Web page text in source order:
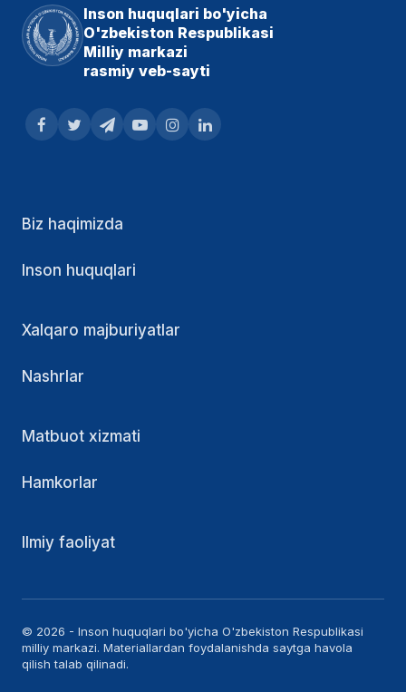
Inson huquqlari bo'yicha
O'zbekiston Respublikasi
Milliy markazi
rasmiy veb-sayti
Biz haqimizda
Inson huquqlari
Xalqaro majburiyatlar
Nashrlar
Matbuot xizmati
Hamkorlar
Ilmiy faoliyat
© 2026 - Inson huquqlari bo'yicha O'zbekiston Respublikasi
milliy markazi. Materiallardan foydalanishda saytga havola
qilish talab qilinadi.